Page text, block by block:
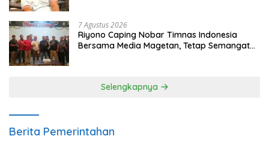
7 Agustus 2026
Riyono Caping Nobar Timnas Indonesia
Bersama Media Magetan, Tetap Semangat
Selengkapnya
Berita Pemerintahan